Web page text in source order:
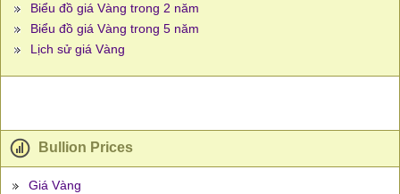
Biểu đồ giá Vàng trong 2 năm
Biểu đồ giá Vàng trong 5 năm
Lịch sử giá Vàng
Bullion Prices
Giá Vàng